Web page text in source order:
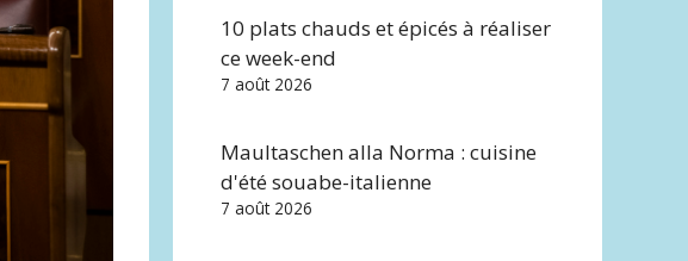
10 plats chauds et épicés à réaliser
ce week-end
7 août 2026
Maultaschen alla Norma : cuisine
d'été souabe-italienne
7 août 2026